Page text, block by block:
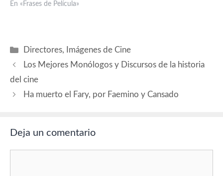
En «Frases de Película»
Categorías
Directores,
Imágenes de Cine
Los Mejores Monólogos y Discursos de la historia
del cine
Ha muerto el Fary, por Faemino y Cansado
Deja un comentario